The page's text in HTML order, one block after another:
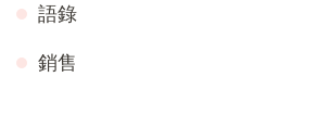
語錄
銷售